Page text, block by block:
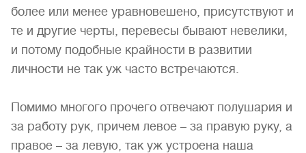
более или менее уравновешено, присутствуют и
те и другие черты, перевесы бывают невелики,
и потому подобные крайности в развитии
личности не так уж часто встречаются.
Помимо многого прочего отвечают полушария и
за работу рук, причем левое – за правую руку, а
правое – за левую, так уж устроена наша